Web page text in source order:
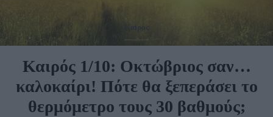
Καιρός
Καιρός 1/10: Οκτώβριος σαν…
καλοκαίρι! Πότε θα ξεπεράσει το
θερμόμετρο τους 30 βαθμούς;